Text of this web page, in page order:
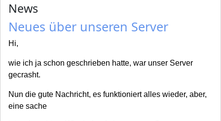
News
Neues über unseren Server
Hi,
wie ich ja schon geschrieben hatte, war unser Server
gecrasht.
Nun die gute Nachricht, es funktioniert alles wieder, aber,
eine sache